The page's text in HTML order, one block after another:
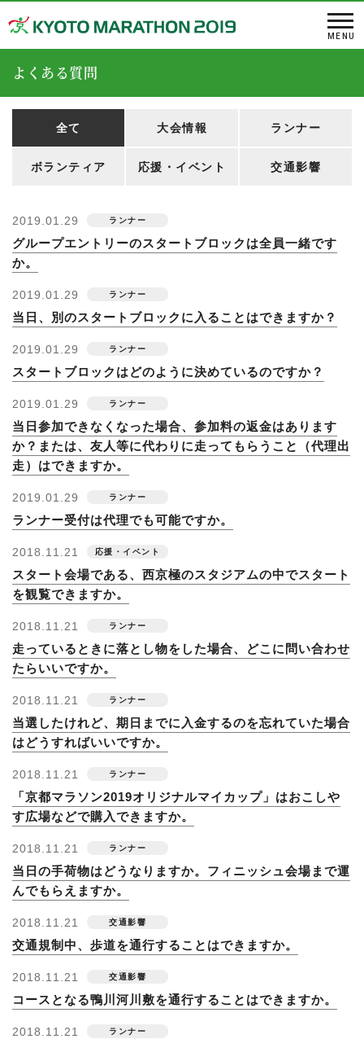
よくある質問
全て 大会情報 ランナー
ボランティア 応援・イベント 交通影響
2019.01.29
グループエントリーのスタートブロックは全員一緒です
か。
2019.01.29
当日、別のスタートブロックに入ることはできますか？
2019.01.29
スタートブロックはどのように決めているのですか？
2019.01.29
当日参加できなくなった場合、参加料の返金はあります
か？または、友人等に代わりに走ってもらうこと（代理出
走）はできますか。
2019.01.29
ランナー受付は代理でも可能ですか。
2018.11.21
スタート会場である、西京極のスタジアムの中でスタート
を観覧できますか。
2018.11.21
走っているときに落とし物をした場合、どこに問い合わせ
たらいいですか。
2018.11.21
当選したけれど、期日までに入金するのを忘れていた場合
はどうすればいいですか。
2018.11.21
「京都マラソン2019オリジナルマイカップ」はおこしや
す広場などで購入できますか。
2018.11.21
当日の手荷物はどうなりますか。フィニッシュ会場まで運
んでもらえますか。
2018.11.21
交通規制中、歩道を通行することはできますか。
2018.11.21
コースとなる鴨川河川敷を通行することはできますか。
2018.11.21